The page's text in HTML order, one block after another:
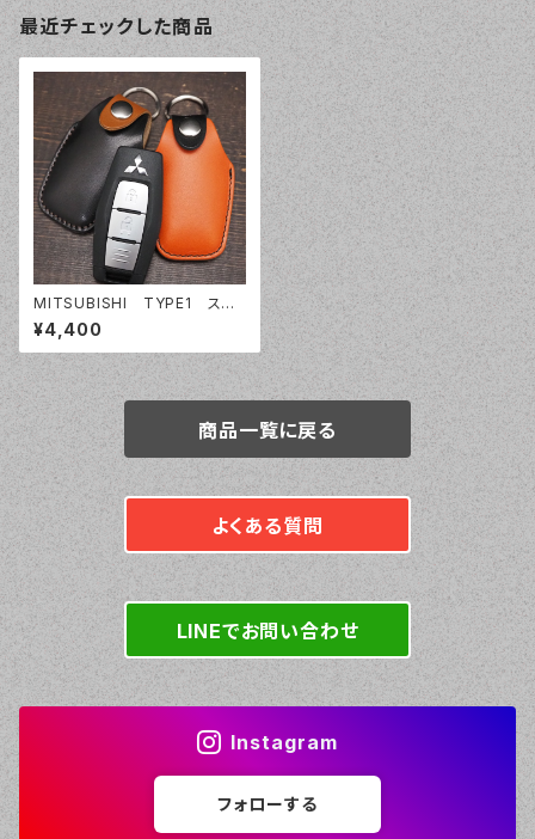
最近チェックした商品
MITSUBISHI TYPE1 スマ
ートキーケース スマートキー
カバー トライトン アウトラン
ダー オーダーメイド 本革レ
ザー ミツビシ 三菱
¥4,400
商品一覧に戻る
よくある質問
LINEでお問い合わせ
Instagram
フォローする